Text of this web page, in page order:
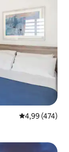
Prosječna
4,99 (474)